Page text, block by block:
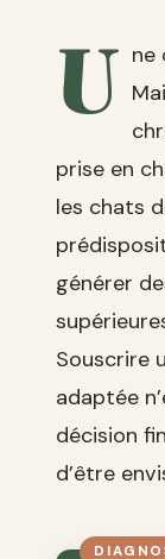
U ne
prise en
les chats
générer
Souscrire
adaptée
décision
d’être